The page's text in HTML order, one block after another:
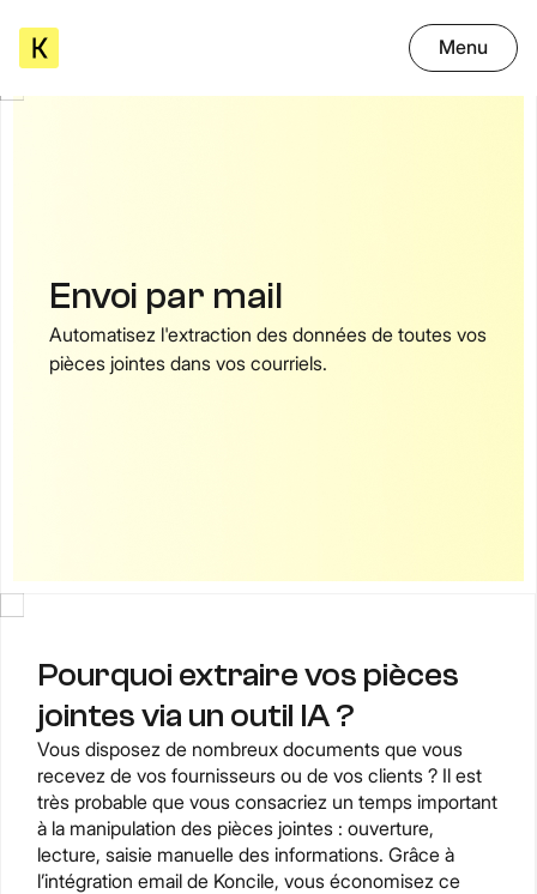
Menu
Envoi par mail
Automatisez l'extraction des données de toutes vos
pièces jointes dans vos courriels.
Pourquoi extraire vos pièces
jointes via un outil IA ?
Vous disposez de nombreux documents que vous
recevez de vos fournisseurs ou de vos clients ? Il est
très probable que vous consacriez un temps important
à la manipulation des pièces jointes : ouverture,
lecture, saisie manuelle des informations. Grâce à
l’intégration email de Koncile, vous économisez ce